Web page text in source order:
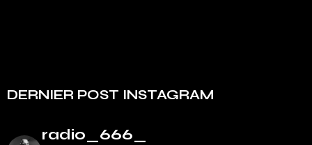
DERNIER POST INSTAGRAM
radio_666_